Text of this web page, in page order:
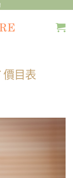
價目表